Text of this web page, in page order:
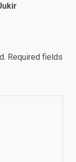
Required fields